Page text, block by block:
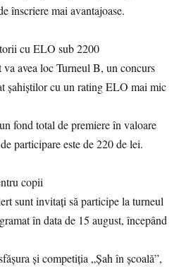
înscriere mai avantajoase.
cu ELO sub 2200
avea loc Turneul B, un concurs
șahiștilor cu un rating ELO mai mic
fond total de premiere în valoare
participare este de 220 de lei.
copii
sunt invitați să participe la turneul
în data de 15 august, începând
și competiția „Șah în școală”,